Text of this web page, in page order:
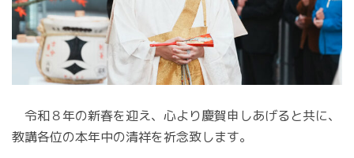
令和８年の新春を迎え、心より慶賀申しあげると共に、
教講各位の本年中の清祥を祈念致します。